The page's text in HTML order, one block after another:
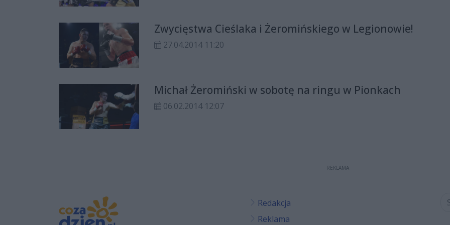
Zwycięstwa Cieślaka i Żeromińskiego w Legionowie!
27.04.2014 11:20
Michał Żeromiński w sobotę na ringu w Pionkach
06.02.2014 12:07
REKLAMA
Redakcja
Reklama